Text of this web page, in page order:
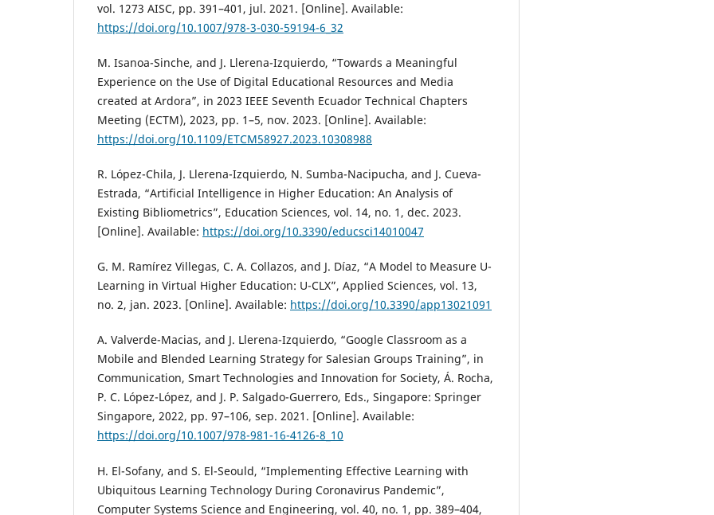
vol. 1273 AISC, pp. 391–401, jul. 2021. [Online]. Available:
https://doi.org/10.1007/978-3-030-59194-6_32
M. Isanoa-Sinche, and J. Llerena-Izquierdo, “Towards a Meaningful
Experience on the Use of Digital Educational Resources and Media
created at Ardora”, in 2023 IEEE Seventh Ecuador Technical Chapters
Meeting (ECTM), 2023, pp. 1–5, nov. 2023. [Online]. Available:
https://doi.org/10.1109/ETCM58927.2023.10308988
R. López-Chila, J. Llerena-Izquierdo, N. Sumba-Nacipucha, and J. Cueva-
Estrada, “Artificial Intelligence in Higher Education: An Analysis of
Existing Bibliometrics”, Education Sciences, vol. 14, no. 1, dec. 2023.
[Online]. Available: https://doi.org/10.3390/educsci14010047
G. M. Ramírez Villegas, C. A. Collazos, and J. Díaz, “A Model to Measure U-
Learning in Virtual Higher Education: U-CLX”, Applied Sciences, vol. 13,
no. 2, jan. 2023. [Online]. Available: https://doi.org/10.3390/app13021091
A. Valverde-Macias, and J. Llerena-Izquierdo, “Google Classroom as a
Mobile and Blended Learning Strategy for Salesian Groups Training”, in
Communication, Smart Technologies and Innovation for Society, Á. Rocha,
P. C. López-López, and J. P. Salgado-Guerrero, Eds., Singapore: Springer
Singapore, 2022, pp. 97–106, sep. 2021. [Online]. Available:
https://doi.org/10.1007/978-981-16-4126-8_10
H. El-Sofany, and S. El-Seould, “Implementing Effective Learning with
Ubiquitous Learning Technology During Coronavirus Pandemic”,
Computer Systems Science and Engineering, vol. 40, no. 1, pp. 389–404,